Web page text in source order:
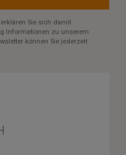
Sie sich damit
Informationen zu unserem
können Sie jederzeit